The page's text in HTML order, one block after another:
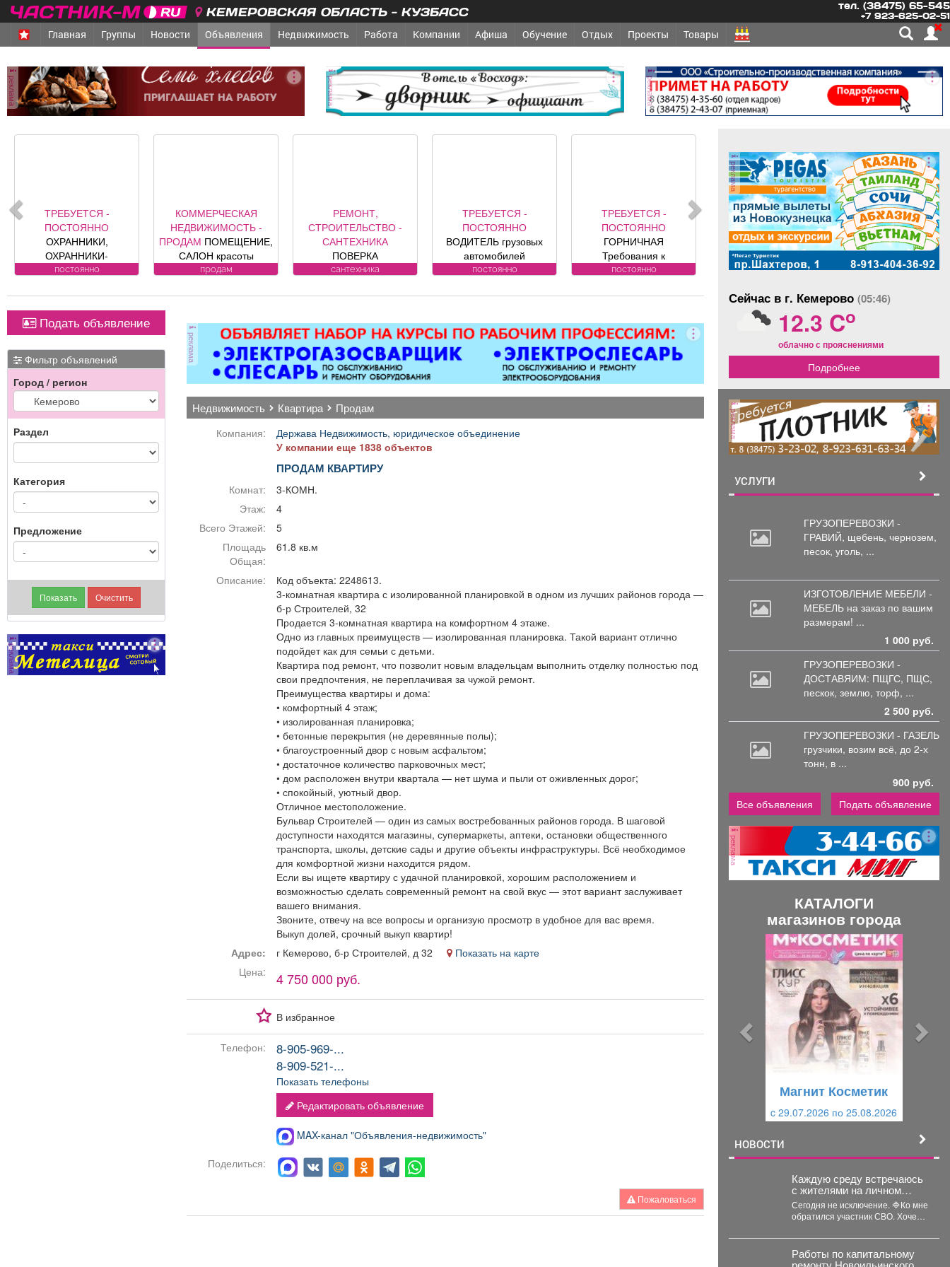
КЕМЕРОВСКАЯ ОБЛАСТЬ - КУЗБАСС тел. (38475) 65-545
+7 923-625-02-51
Главная Группы Новости Объявления Недвижимость Работа Компании Афиша Обучение Отдых Проекты Товары
реклама реклама реклама
ТРЕБУЕТСЯ -
ПОСТОЯННО
ОХРАННИКИ,
ОХРАННИКИ-
ВОДИТЕЛИ Требования
Условия:
ЛИЦЕНЗИРОВАННЫЕ
ОХРАННИКИ 5 разряда,
з/п от 33000 руб. 6
разряда, з/п от 37000
руб. официальное
трудоустройство
полный соц. пакет ООО
ЧОП «Интерлок-Н»
постоянно
КОММЕРЧЕСКАЯ
НЕДВИЖИМОСТЬ -
ПРОДАМ ПОМЕЩЕНИЕ,
САЛОН красоты
«Оазис», площадь 88, 8
Юдина, 1, хороший
оборудованием,
имеется парковка, торг
уместен.
продам
РЕМОНТ,
СТРОИТЕЛЬСТВО -
САНТЕХНИКА
ПОВЕРКА
ВОДОСЧЕТЧИКОВ на
замена, регистрация.
сантехника
ТРЕБУЕТСЯ -
ПОСТОЯННО
ВОДИТЕЛЬ грузовых
автомобилей
Требования к
Подробности по
постоянно
ТРЕБУЕТСЯ -
ПОСТОЯННО
ГОРНИЧНАЯ
Требования к
кандидату: без опыта
-Влажная и сухая
апартаментов.
-Комплектация номеров
всем необходимым
перед заселением
постояльцев. -Смена
постельного белья и
служебных помещений.
администраторов.
Сменный Занятость:
компании: Гостиничный
Гостиница
постоянно
Подать объявление
Фильтр объявлений
Город / регион
Раздел
Категория
Предложение
реклама
реклама
недвижимость квартира продам
Компания:
Держава Недвижимость, юридическое объединение
У компании еще 1838 объектов
ПРОДАМ КВАРТИРУ
Комнат:
3-КОМН.
Этаж:
4
Всего Этажей:
5
Площадь
Общая:
61.8 кв.м
Описание:
Код объекта: 2248613.
3-комнатная квартира с изолированной планировкой в одном из лучших районов города —
б-р Строителей, 32
Продается 3-комнатная квартира на комфортном 4 этаже.
Одно из главных преимуществ — изолированная планировка. Такой вариант отлично
подойдет как для семьи с детьми.
Квартира под ремонт, что позволит новым владельцам выполнить отделку полностью под
свои предпочтения, не переплачивая за чужой ремонт.
Преимущества квартиры и дома:
• комфортный 4 этаж;
• изолированная планировка;
• бетонные перекрытия (не деревянные полы);
• благоустроенный двор с новым асфальтом;
• достаточное количество парковочных мест;
• дом расположен внутри квартала — нет шума и пыли от оживленных дорог;
• спокойный, уютный двор.
Отличное местоположение.
Бульвар Строителей — один из самых востребованных районов города. В шаговой
доступности находятся магазины, супермаркеты, аптеки, остановки общественного
транспорта, школы, детские сады и другие объекты инфраструктуры. Всё необходимое
для комфортной жизни находится рядом.
Если вы ищете квартиру с удачной планировкой, хорошим расположением и
возможностью сделать современный ремонт на свой вкус — этот вариант заслуживает
вашего внимания.
Звоните, отвечу на все вопросы и организую просмотр в удобное для вас время.
Выкуп долей, срочный выкуп квартир!
Адрес:
г Кемерово, б-р Строителей, д 32
Показать на карте
Цена:
4 750 000 руб.
В избранное
Телефон:
8-905-969-...
8-909-521-...
Показать телефоны
Редактировать объявление
MAX-канал "Объявления-недвижимость"
Поделиться:
Пожаловаться
реклама
Сейчас в г. Кемерово (05:46)
12.3 Co
облачно с прояснениями
Подробнее
реклама
УСЛУГИ
ГРУЗОПЕРЕВОЗКИ -
ГРАВИЙ, щебень, чернозем,
песок, уголь, ...
ИЗГОТОВЛЕНИЕ МЕБЕЛИ -
МЕБЕЛЬ на заказ по вашим
размерам! ...
1 000 руб.
ГРУЗОПЕРЕВОЗКИ -
ДОСТАВЯИМ: ПЩГС, ПЩС,
пескок, землю, торф, ...
2 500 руб.
ГРУЗОПЕРЕВОЗКИ - ГАЗЕЛЬ
грузчики, возим всё, до 2-х
тонн, в ...
900 руб.
Все объявления
Подать объявление
реклама
КАТАЛОГИ
магазинов города
Магнит Косметик
c 29.07.2026 по 25.08.2026
НОВОСТИ
Каждую среду встречаюсь
с жителями на личном
приёме.
Сегодня не исключение. 🔷Ко мне
обратился участник СВО. Хочет
перерабатывать...
Работы по капитальному